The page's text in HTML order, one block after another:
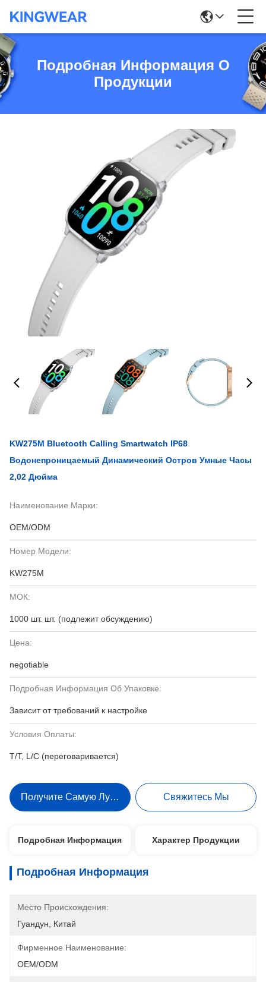
Подробная Информация О
Продукции
KW275M Bluetooth Calling Smartwatch IP68
Водонепроницаемый Динамический Остров Умные Часы
2,02 Дюйма
Наименование Марки:
OEM/ODM
Номер Модели:
KW275M
МОК:
1000 шт. шт. (подлежит обсуждению)
Цена:
negotiable
Подробная Информация Об Упаковке:
Зависит от требований к настройке
Условия Оплаты:
T/T, L/C (переговаривается)
Получите Самую Лучшую Цену Свяжитесь Мы
Подробная Информация Характер Продукции
Подробная Информация
Место Происхождения:
Гуандун, Китай
Фирменное Наименование:
OEM/ODM